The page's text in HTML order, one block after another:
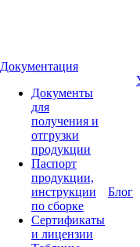
Документация
Документы
для
получения и
отгрузки
продукции
Паспорт
продукции,
инструкции
по сборке
Сертификаты
и лицензии
Блог